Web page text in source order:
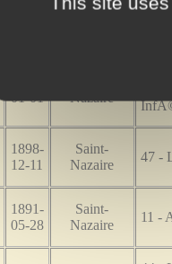
Saint-
38 -
01-01
Nazaire
1898-
12-11
Saint-
Nazaire
47 -
1891-
05-28
Saint-
Nazaire
11 -